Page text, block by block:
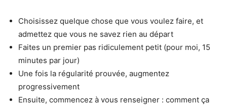
Choisissez quelque chose que vous voulez faire, et
admettez que vous ne savez rien au départ
Faites un premier pas ridiculement petit (pour moi, 15
minutes par jour)
Une fois la régularité prouvée, augmentez
progressivement
Ensuite, commencez à vous renseigner : comment ça